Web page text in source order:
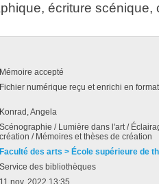
écriture scénique,
Mémoire accepté
Fichier numérique reçu et enrichi en
Konrad, Angela
Scénographie / Lumière dans l'art /
création / Mémoires et thèses de création
Faculté des arts > École supérieure de
Service des bibliothèques
11 nov. 2022 13:35